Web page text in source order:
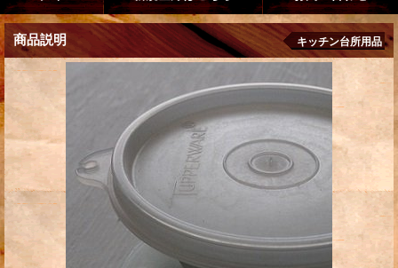
商品説明 キッチン台所用品